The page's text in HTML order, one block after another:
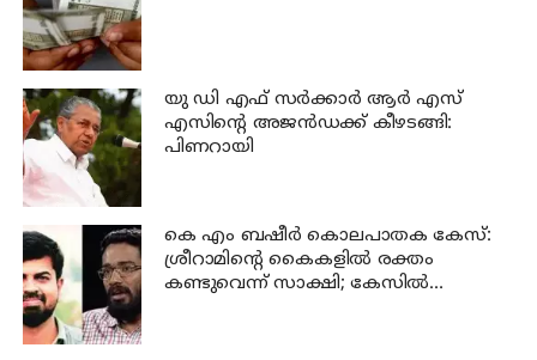
യു ഡി എഫ് സര്‍ക്കാര്‍ ആര്‍ എസ്
എസിന്റെ അജന്‍ഡക്ക്‌ കീഴടങ്ങി:
പിണറായി
കെ എം ബഷീര്‍ കൊലപാതക കേസ്:
ശ്രീറാമിന്റെ കൈകളില്‍ രക്തം
കണ്ടുവെന്ന് സാക്ഷി; കേസില്‍